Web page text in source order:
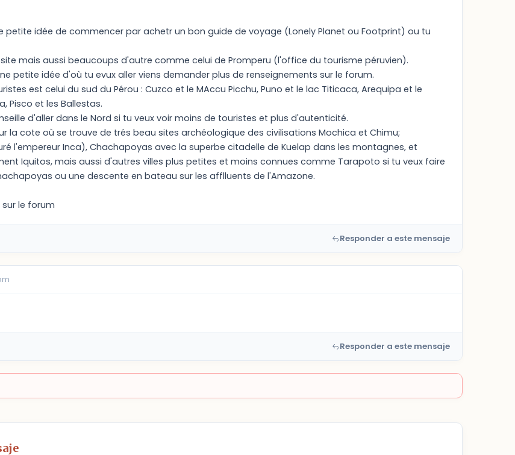
petite idée de commencer par achetr un bon guide de voyage (Lonely Planet ou Footprint) ou tu
mais aussi beaucoups d'autre comme celui de Promperu (l'office du tourisme péruvien).
petite idée d'où tu evux aller viens demander plus de renseignements sur le forum.
est celui du sud du Pérou : Cuzco et le MAccu Picchu, Puno et le lac Titicaca, Arequipa et le
Pisco et les Ballestas.
d'aller dans le Nord si tu veux voir moins de touristes et plus d'autenticité.
la cote où se trouve de trés beau sites archéologique des civilisations Mochica et Chimu;
l'empereur Inca), Chachapoyas avec la superbe citadelle de Kuelap dans les montagnes, et
Iquitos, mais aussi d'autres villes plus petites et moins connues comme Tarapoto si tu veux faire
ou une descente en bateau sur les afflluents de l'Amazone.
le forum
Responder a este mensaje
Responder a este mensaje